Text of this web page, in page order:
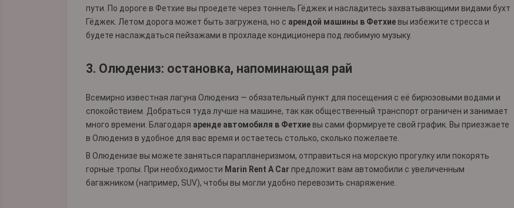
пути. По дороге в Фетхие вы проедете через тоннель Гёджек и насладитесь захватывающими видами бухт
Гёджек. Летом дорога может быть загружена, но с арендой машины в Фетхиевы избежите стресса и
будете наслаждаться пейзажами в прохладе кондиционера под любимую музыку.
3. Олюдениз: остановка, напоминающая рай
Всемирно известная лагуна Олюдениз — обязательный пункт для посещения с её бирюзовыми водами и
спокойствием. Добраться туда лучше на машине, так как общественный транспорт ограничен и занимает
много времени. Благодаря аренде автомобиля в Фетхиевы сами формируете свой график. Вы приезжаете
в Олюдениз в удобное для вас время и остаетесь столько, сколько пожелаете.
В Олюденизе вы можете заняться парапланеризмом, отправиться на морскую прогулку или покорять
горные тропы. При необходимости Marin Rent A Car предложит вам автомобили с увеличенным
багажником (например, SUV), чтобы вы могли удобно перевозить снаряжение.